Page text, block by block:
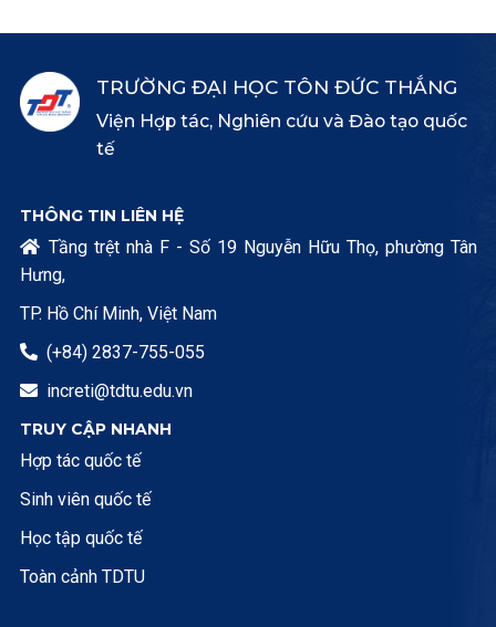
TRƯỜNG ĐẠI HỌC TÔN ĐỨC THẮNG
Viện Hợp tác, Nghiên cứu và Đào tạo quốc
tế
THÔNG TIN LIÊN HỆ
 Tầng trệt nhà F - Số 19 Nguyễn Hữu Thọ, phường Tân
Hưng,
TP. Hồ Chí Minh, Việt Nam
 (+84) 2837-755-055
 increti@tdtu.edu.vn
TRUY CẬP NHANH
Hợp tác quốc tế
Sinh viên quốc tế
Học tập quốc tế
Toàn cảnh TDTU